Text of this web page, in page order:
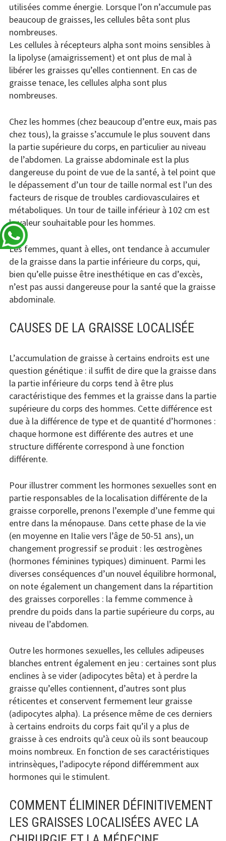
utilisées comme énergie. Lorsque l’on n’accumule pas
beaucoup de graisses, les cellules bêta sont plus
nombreuses.
Les cellules à récepteurs alpha sont moins sensibles à
la lipolyse (amaigrissement) et ont plus de mal à
libérer les graisses qu’elles contiennent. En cas de
graisse tenace, les cellules alpha sont plus
nombreuses.
Chez les hommes (chez beaucoup d’entre eux, mais pas
chez tous), la graisse s’accumule le plus souvent dans
la partie supérieure du corps, en particulier au niveau
de l’abdomen. La graisse abdominale est la plus
dangereuse du point de vue de la santé, à tel point que
le dépassement d’un tour de taille normal est l’un des
facteurs de risque de troubles cardiovasculaires et
métaboliques. Un tour de taille inférieur à 102 cm est
la valeur souhaitable pour les hommes.
Les femmes, quant à elles, ont tendance à accumuler
de la graisse dans la partie inférieure du corps, qui,
bien qu’elle puisse être inesthétique en cas d’excès,
n’est pas aussi dangereuse pour la santé que la graisse
abdominale.
CAUSES DE LA GRAISSE LOCALISÉE
L’accumulation de graisse à certains endroits est une
question génétique : il suffit de dire que la graisse dans
la partie inférieure du corps tend à être plus
caractéristique des femmes et la graisse dans la partie
supérieure du corps des hommes. Cette différence est
due à la différence de type et de quantité d’hormones :
chaque hormone est différente des autres et une
structure différente correspond à une fonction
différente.
Pour illustrer comment les hormones sexuelles sont en
partie responsables de la localisation différente de la
graisse corporelle, prenons l’exemple d’une femme qui
entre dans la ménopause. Dans cette phase de la vie
(en moyenne en Italie vers l’âge de 50-51 ans), un
changement progressif se produit : les œstrogènes
(hormones féminines typiques) diminuent. Parmi les
diverses conséquences d’un nouvel équilibre hormonal,
on note également un changement dans la répartition
des graisses corporelles : la femme commence à
prendre du poids dans la partie supérieure du corps, au
niveau de l’abdomen.
Outre les hormones sexuelles, les cellules adipeuses
blanches entrent également en jeu : certaines sont plus
enclines à se vider (adipocytes bêta) et à perdre la
graisse qu’elles contiennent, d’autres sont plus
réticentes et conservent fermement leur graisse
(adipocytes alpha). La présence même de ces derniers
à certains endroits du corps fait qu’il y a plus de
graisse à ces endroits qu’à ceux où ils sont beaucoup
moins nombreux. En fonction de ses caractéristiques
intrinsèques, l’adipocyte répond différemment aux
hormones qui le stimulent.
COMMENT ÉLIMINER DÉFINITIVEMENT
LES GRAISSES LOCALISÉES AVEC LA